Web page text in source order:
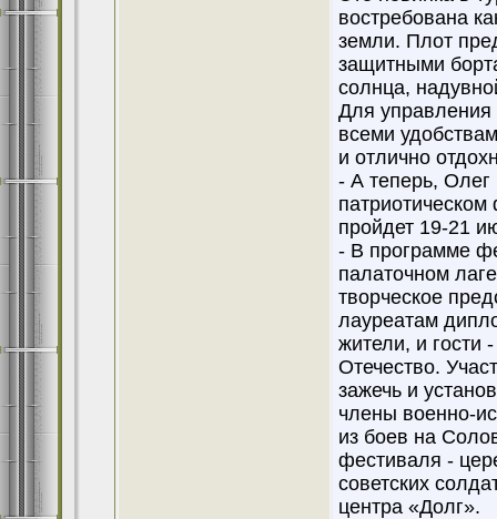
востребована
земли. Плот
защитными
солнца,
Для управления
всеми
и отлично
- А теперь,
пройдет 19-21
- В программе
палаточном
творческое
лауреатам
жители, и гости
Отечество.
зажечь и
члены военно-
из боев на
фестиваля -
советских
центра «Долг».